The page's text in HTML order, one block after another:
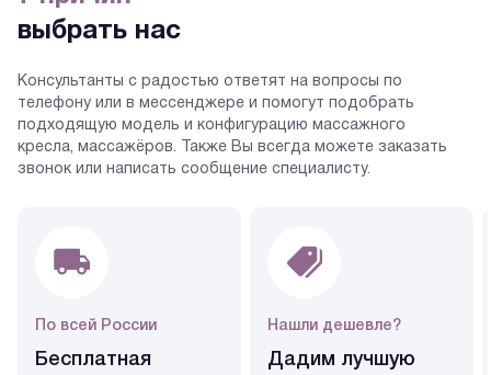
выбрать нас
Консультанты с радостью ответят на вопросы по
телефону или в мессенджере и помогут подобрать
подходящую модель и конфигурацию массажного
кресла, массажёров. Также Вы всегда можете заказать
звонок или написать сообщение специалисту.
По всей России
Бесплатная
Нашли дешевле?
Дадим лучшую